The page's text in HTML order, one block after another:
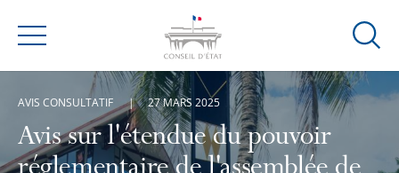
Menu
Ouvrir
de
Avis sur l'étendue du pouvoir
AVIS CONSULTATIF 27 MARS 2025